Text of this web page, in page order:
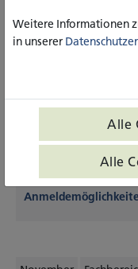
individuelle Fragen
Eingeladen sind alle,
interessieren, sowie
Wir freuen uns auf Sie!
Weitere Infos sowie
Weitere Informationen
in unserer
Alle
Alle